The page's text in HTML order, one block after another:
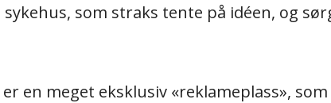
sykehus, som straks tente på idéen, og
er en meget eksklusiv «reklameplass»,